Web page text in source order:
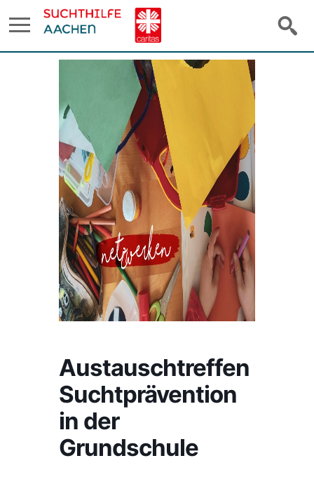
Austauschtreffen
Suchtprävention
in der
Grundschule